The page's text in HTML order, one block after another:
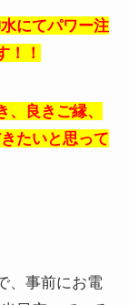
にてパワー注
！！
良きご縁、
たいと思って
、事前にお電